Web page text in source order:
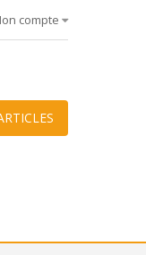
compte